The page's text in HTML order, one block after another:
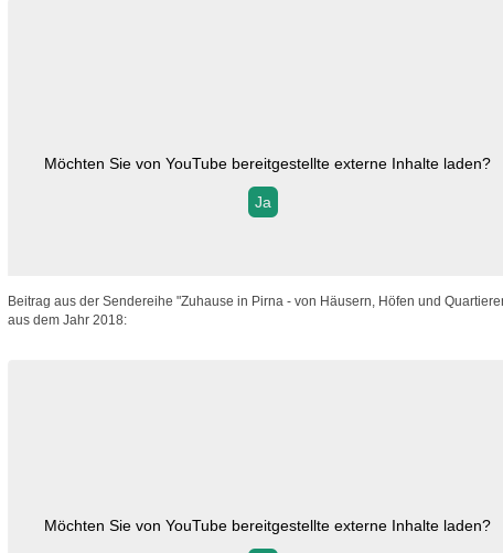
Möchten Sie von YouTubebereitgestellte externe Inhalte laden?
Ja
Beitrag aus der Sendereihe "Zuhause in Pirna - von Häusern, Höfen und
aus dem Jahr 2018:
Möchten Sie von YouTubebereitgestellte externe Inhalte laden?